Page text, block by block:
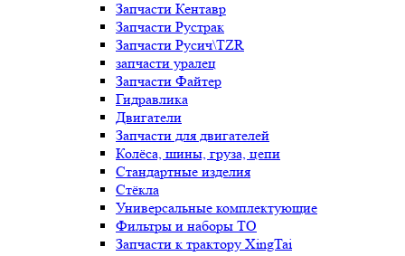
Запчасти Кентавр
Запчасти Рустрак
Запчасти Русич\TZR
запчасти уралец
Запчасти Файтер
Гидравлика
Двигатели
Запчасти для двигателей
Колёса, шины, груза, цепи
Стандартные изделия
Стёкла
Универсальные комплектующие
Фильтры и наборы ТО
Запчасти к трактору XingTai